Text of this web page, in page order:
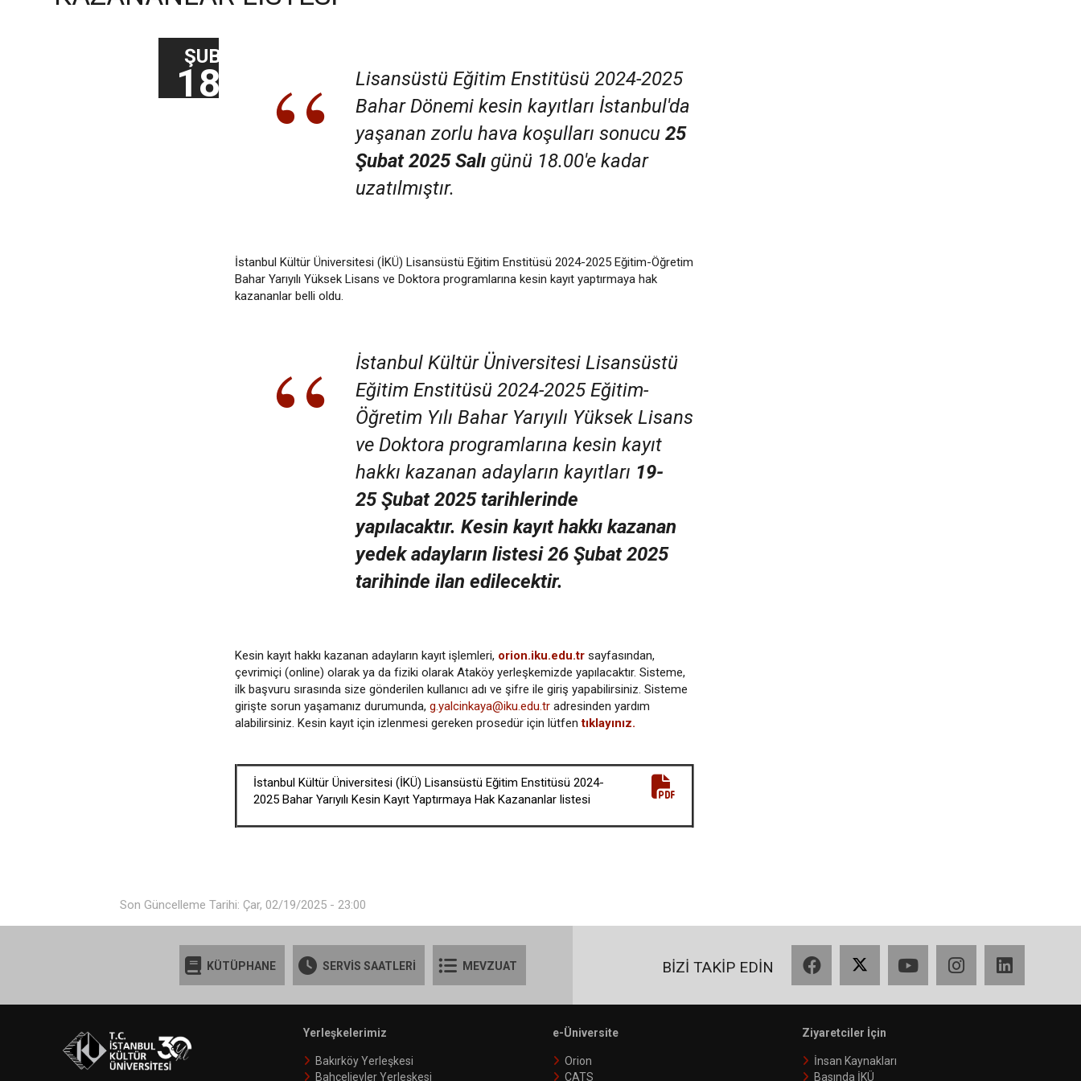
ŞUB
18
Lisansüstü Eğitim Enstitüsü 2024-2025
Bahar Dönemi kesin kayıtları İstanbul'da
yaşanan zorlu hava koşulları sonucu 25
Şubat 2025 Salı günü 18.00'e kadar
uzatılmıştır.
İstanbul Kültür Üniversitesi (İKÜ) Lisansüstü Eğitim Enstitüsü 2024-2025 Eğitim-Öğretim
Bahar Yarıyılı Yüksek Lisans ve Doktora programlarına kesin kayıt yaptırmaya hak
kazananlar belli oldu.
İstanbul Kültür Üniversitesi Lisansüstü
Eğitim Enstitüsü 2024-2025 Eğitim-
Öğretim Yılı Bahar Yarıyılı Yüksek Lisans
ve Doktora programlarına kesin kayıt
hakkı kazanan adayların kayıtları 19-
25 Şubat 2025 tarihlerinde
yapılacaktır. Kesin kayıt hakkı kazanan
yedek adayların listesi 26 Şubat 2025
tarihinde ilan edilecektir.
Kesin kayıt hakkı kazanan adayların kayıt işlemleri, orion.iku.edu.tr sayfasından,
çevrimiçi (online) olarak ya da fiziki olarak Ataköy yerleşkemizde yapılacaktır. Sisteme,
ilk başvuru sırasında size gönderilen kullanıcı adı ve şifre ile giriş yapabilirsiniz. Sisteme
girişte sorun yaşamanız durumunda, g.yalcinkaya@iku.edu.tr adresinden yardım
alabilirsiniz. Kesin kayıt için izlenmesi gereken prosedür için lütfentıklayınız.
İstanbul Kültür Üniversitesi (İKÜ) Lisansüstü Eğitim Enstitüsü 2024-
2025 Bahar Yarıyılı Kesin Kayıt Yaptırmaya Hak Kazananlar listesi
Son Güncelleme Tarihi: Çar, 02/19/2025 - 23:00
KÜTÜPHANE SERVİS SAATLERİ MEVZUAT BİZİ TAKİP EDİN
Yerleşkelerimiz
Bakırköy Yerleşkesi
Bahçelievler Yerleşkesi
e-Üniversite
Orion
CATS
Ziyaretciler İçin
İnsan Kaynakları
Basında İKÜ